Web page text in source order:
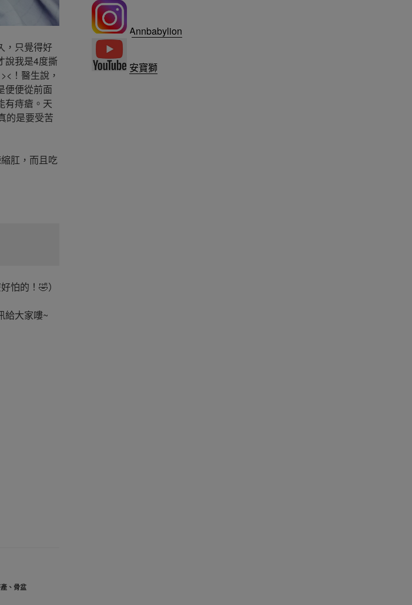
，只覺得好
說我是4度撕
！醫生說，
便便從前面
有痔瘡。天
的是要受苦
肛，而且吃
怕的！🤣）
給大家嘍~
、 骨盆
Annbabylion
安寶獅